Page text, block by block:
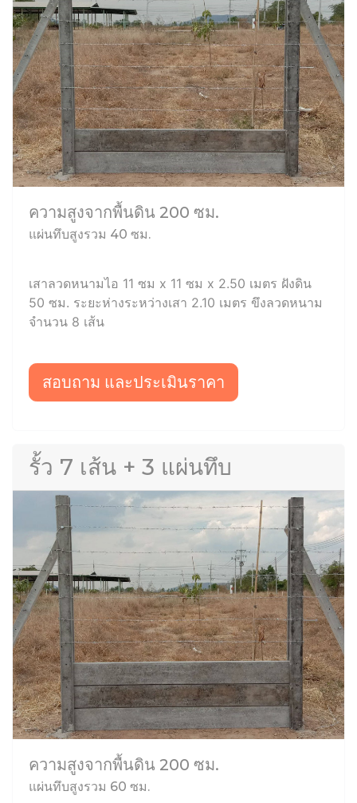
ความสูงจากพื้นดิน 200 ซม.
แผ่นทึบสูงรวม 40 ซม.
เสาลวดหนามไอ 11 ซม x 11 ซม x 2.50 เมตร ฝังดิน
50 ซม. ระยะห่างระหว่างเสา 2.10 เมตร ขึงลวดหนาม
จำนวน 8 เส้น
สอบถาม และประเมินราคา
รั้ว 7 เส้น + 3 แผ่นทึบ
ความสูงจากพื้นดิน 200 ซม.
แผ่นทึบสูงรวม 60 ซม.